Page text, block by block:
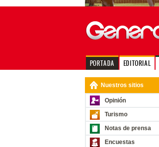
PORTADA EDITORIAL
Nuestros sitios
Opinión
Turismo
Notas de prensa
Encuestas